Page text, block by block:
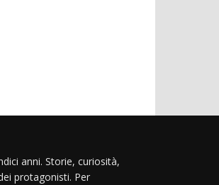
anni. Storie, curiosità,
protagonisti. Per